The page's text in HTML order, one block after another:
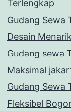
Terlengkap
Gudang Sewa
Desain
Gudang sewa
Maksimal
Gudang Sewa
Fleksibel Bogor